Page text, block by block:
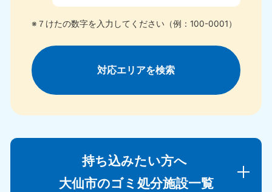
※７けたの数字を入力してください（例：100-0001）
対応エリアを検索
持ち込みたい方へ
大仙市のゴミ処分施設一覧